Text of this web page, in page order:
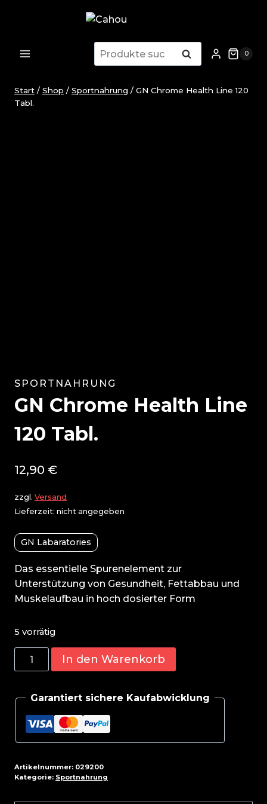
Suchen
nach:
Suchen 0
Start / Shop / Sportnahrung / GN Chrome Health Line 120
Tabl.
SPORTNAHRUNG
GN Chrome Health Line
120 Tabl.
12,90 €
zzgl. Versand
Lieferzeit: nicht angegeben
GN Labaratories
Das essentielle Spurenelement zur
Unterstützung von Gesundheit, Fettabbau und
Muskelaufbau in hoch dosierter Form
5 vorrätig
Chrome
Line
120
Tabl.
Menge
In den Warenkorb
Garantiert sichere Kaufabwicklung
Artikelnummer: 029200
Kategorie: Sportnahrung